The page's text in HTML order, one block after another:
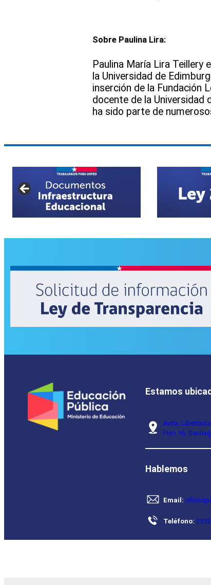
Sobre Paulina Lira:
Paulina María Lira Teillery
la Universidad de
inserción de la Fundación
docente de la Universidad
ha sido parte de
Estamos
Avda.
Piso 16,
Hablemos
Email:
Teléfono: